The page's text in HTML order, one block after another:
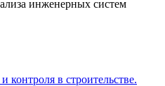
инженерных систем
в строительстве.